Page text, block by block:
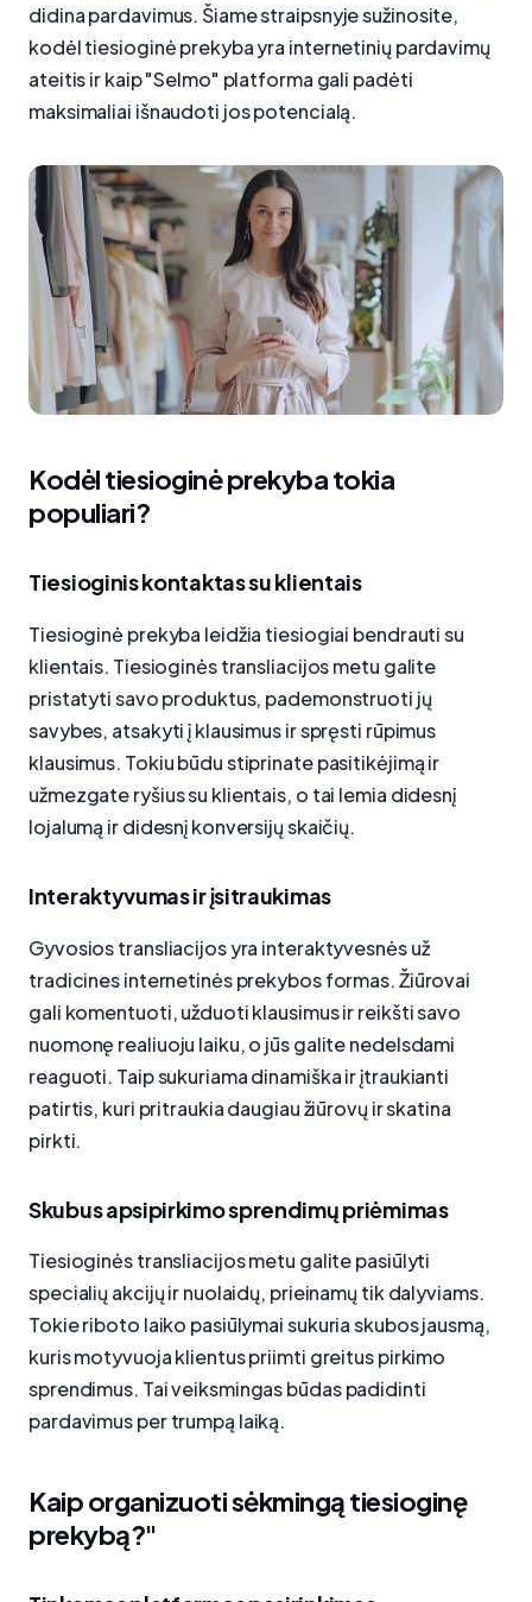
didina pardavimus. Šiame straipsnyje sužinosite,
kodėl tiesioginė prekyba yra internetinių pardavimų
ateitis ir kaip "Selmo" platforma gali padėti
maksimaliai išnaudoti jos potencialą.
Kodėl tiesioginė prekyba tokia
populiari?
Tiesioginis kontaktas su klientais
Tiesioginė prekyba leidžia tiesiogiai bendrauti su
klientais. Tiesioginės transliacijos metu galite
pristatyti savo produktus, pademonstruoti jų
savybes, atsakyti į klausimus ir spręsti rūpimus
klausimus. Tokiu būdu stiprinate pasitikėjimą ir
užmezgate ryšius su klientais, o tai lemia didesnį
lojalumą ir didesnį konversijų skaičių.
Interaktyvumas ir įsitraukimas
Gyvosios transliacijos yra interaktyvesnės už
tradicines internetinės prekybos formas. Žiūrovai
gali komentuoti, užduoti klausimus ir reikšti savo
nuomonę realiuoju laiku, o jūs galite nedelsdami
reaguoti. Taip sukuriama dinamiška ir įtraukianti
patirtis, kuri pritraukia daugiau žiūrovų ir skatina
pirkti.
Skubus apsipirkimo sprendimų priėmimas
Tiesioginės transliacijos metu galite pasiūlyti
specialių akcijų ir nuolaidų, prieinamų tik dalyviams.
Tokie riboto laiko pasiūlymai sukuria skubos jausmą,
kuris motyvuoja klientus priimti greitus pirkimo
sprendimus. Tai veiksmingas būdas padidinti
pardavimus per trumpą laiką.
Kaip organizuoti sėkmingą tiesioginę
prekybą?"